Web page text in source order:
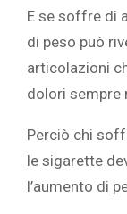
E se soffre di
di peso può
articolazioni
dolori sempre
Perciò chi
le sigarette
l’aumento di